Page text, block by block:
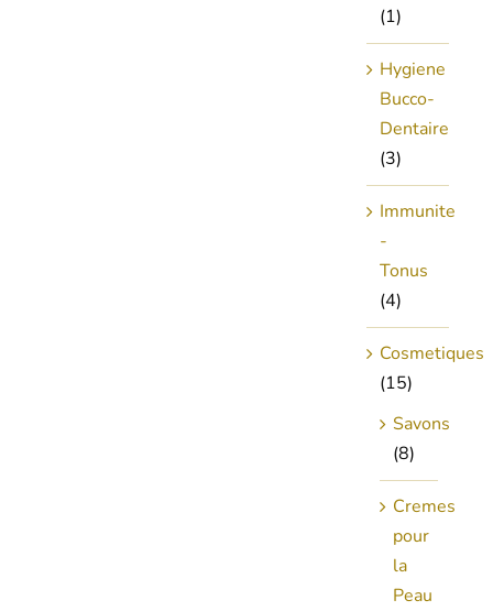
(1)
Hygiene
Bucco-
Dentaire
(3)
Immunite
-
Tonus
(4)
Cosmetiques
(15)
Savons
(8)
Cremes
pour
la
Peau